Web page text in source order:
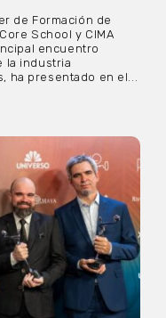
de Formación de
School y CIMA
encuentro
la industria
ha presentado en el...